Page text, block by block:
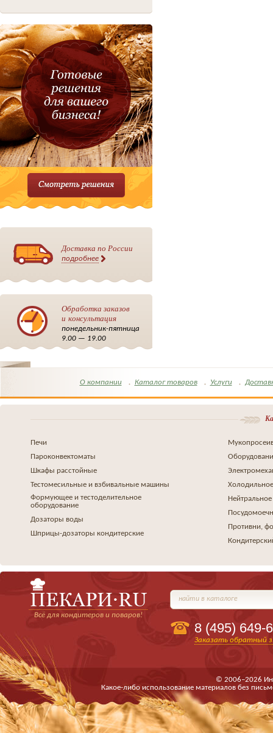
Доставка по России
подробнее
Обработка заказов
и консультация
понедельник-пятница
9.00 — 19.00
О компании Каталог товаров Услуги
Печи
Пароконвектоматы
Шкафы расстойные
Тестомесильные и взбивальные машины
Формующее и тестоделительное
оборудование
Дозаторы воды
Шприцы-дозаторы кондитерские
Противни,
Всё для кондитеров и поваров!
найти в каталоге
8 (495) 649-
Заказать обратный
© 2006–2026
Какое-либо использование материалов без